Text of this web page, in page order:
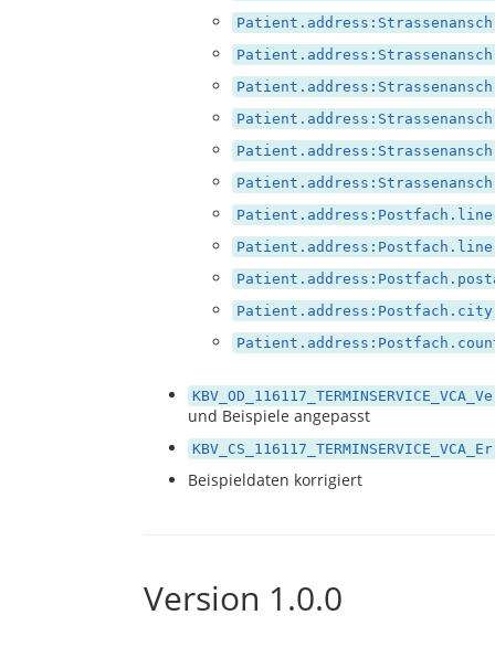
Patient.address:Postfach.line
Patient.address:Postfach.city
und Beispiele angepasst
Beispieldaten korrigiert
Version 1.0.0